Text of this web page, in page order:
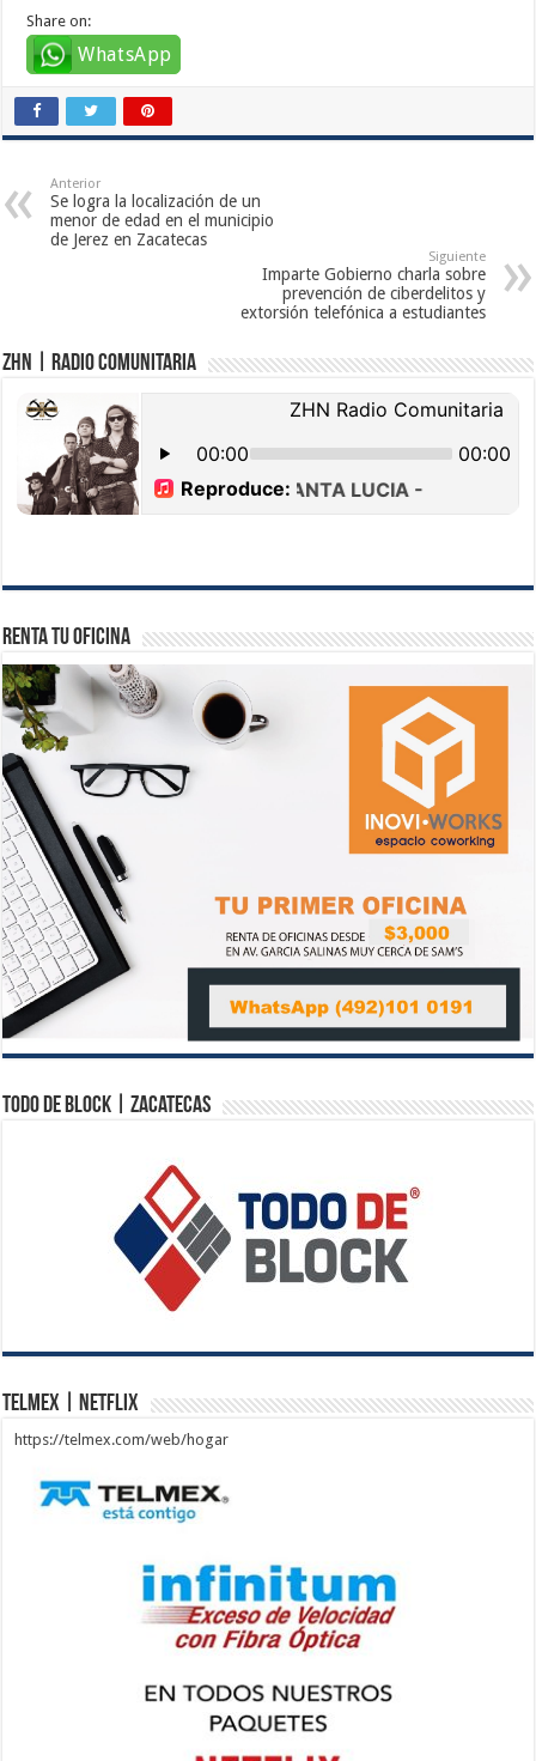
Share on:
WhatsApp
Anterior
Se logra la localización de un
menor de edad en el municipio
de Jerez en Zacatecas
Siguiente
Imparte Gobierno charla sobre
prevención de ciberdelitos y
extorsión telefónica a estudiantes
ZHN | Radio Comunitaria
Renta tu Oficina
Todo de Block | Zacatecas
Telmex | Netflix
https://telmex.com/web/hogar